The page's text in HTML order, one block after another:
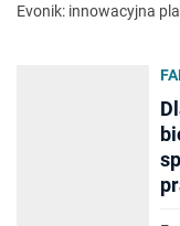
Evonik: innowacyjna